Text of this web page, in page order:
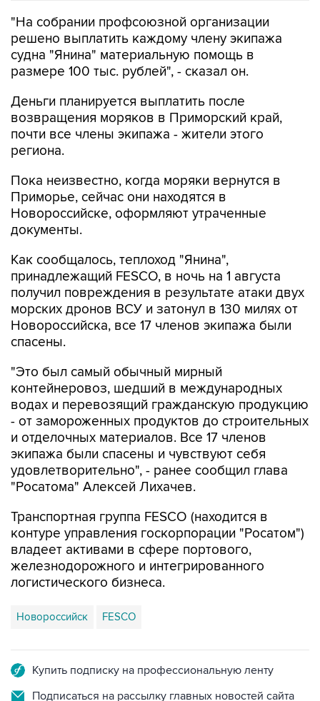
"На собрании профсоюзной организации
решено выплатить каждому члену экипажа
судна "Янина" материальную помощь в
размере 100 тыс. рублей", - сказал он.
Деньги планируется выплатить после
возвращения моряков в Приморский край,
почти все члены экипажа - жители этого
региона.
Пока неизвестно, когда моряки вернутся в
Приморье, сейчас они находятся в
Новороссийске, оформляют утраченные
документы.
Как сообщалось, теплоход "Янина",
принадлежащий FESCO, в ночь на 1 августа
получил повреждения в результате атаки двух
морских дронов ВСУ и затонул в 130 милях от
Новороссийска, все 17 членов экипажа были
спасены.
"Это был самый обычный мирный
контейнеровоз, шедший в международных
водах и перевозящий гражданскую продукцию
- от замороженных продуктов до строительных
и отделочных материалов. Все 17 членов
экипажа были спасены и чувствуют себя
удовлетворительно", - ранее сообщил глава
"Росатома" Алексей Лихачев.
Транспортная группа FESCO (находится в
контуре управления госкорпорации "Росатом")
владеет активами в сфере портового,
железнодорожного и интегрированного
логистического бизнеса.
Новороссийск FESCO
Купить подписку на профессиональную ленту
Подписаться на рассылку главных новостей сайта